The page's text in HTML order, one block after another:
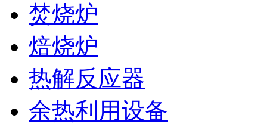
焚烧炉
焙烧炉
热解反应器
余热利用设备